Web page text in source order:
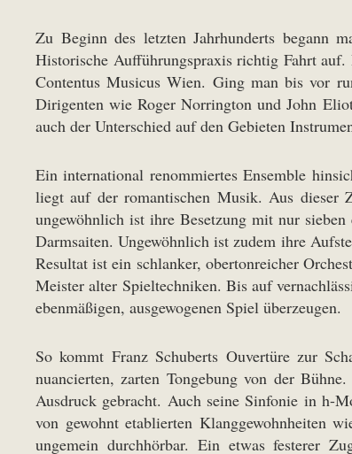
Zu Beginn des letzten Jahrhunderts begann
Historische Aufführungspraxis richtig Fahrt
Contentus Musicus Wien. Ging man bis vor
Dirigenten wie Roger Norrington und John
auch der Unterschied auf den Gebieten
Ein international renommiertes Ensemble
liegt auf der romantischen Musik. Aus dieser
ungewöhnlich ist ihre Besetzung mit nur
Darmsaiten. Ungewöhnlich ist zudem ihre
Resultat ist ein schlanker, obertonreicher
Meister alter Spieltechniken. Bis auf
ebenmäßigen, ausgewogenen Spiel überzeugen.
So kommt Franz Schuberts Ouvertüre zur
nuancierten, zarten Tongebung von der
Ausdruck gebracht. Auch seine Sinfonie in h-
von gewohnt etablierten Klanggewohnheiten
ungemein durchhörbar. Ein etwas festerer